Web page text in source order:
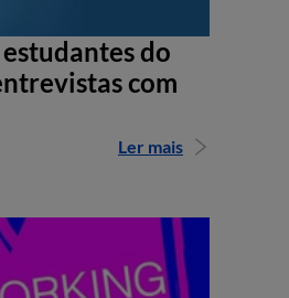
do
com
Ler mais